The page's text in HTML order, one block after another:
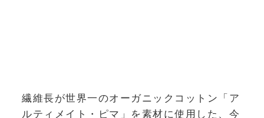
繊維長が世界一のオーガニックコットン「ア
ルティメイト・ピマ」を素材に使用した、今